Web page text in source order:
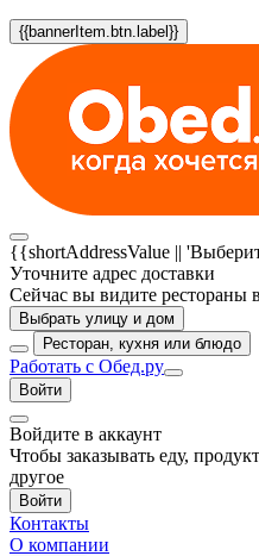
{{bannerItem.btn.label}}
{{shortAddressValue ||
Уточните адрес доставки
Сейчас вы видите рестораны
Выбрать улицу и дом
Ресторан, кухня или блюдо
Работать с Обед.ру
Войти
Войдите в аккаунт
Чтобы заказывать еду,
другое
Войти
Контакты
О компании